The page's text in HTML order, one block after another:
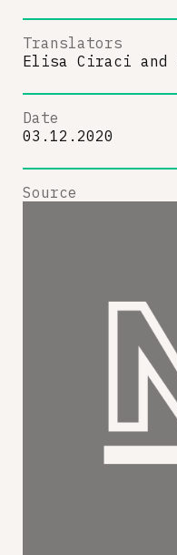
Translators
Elisa Ciraci and
Date
03.12.2020
Source